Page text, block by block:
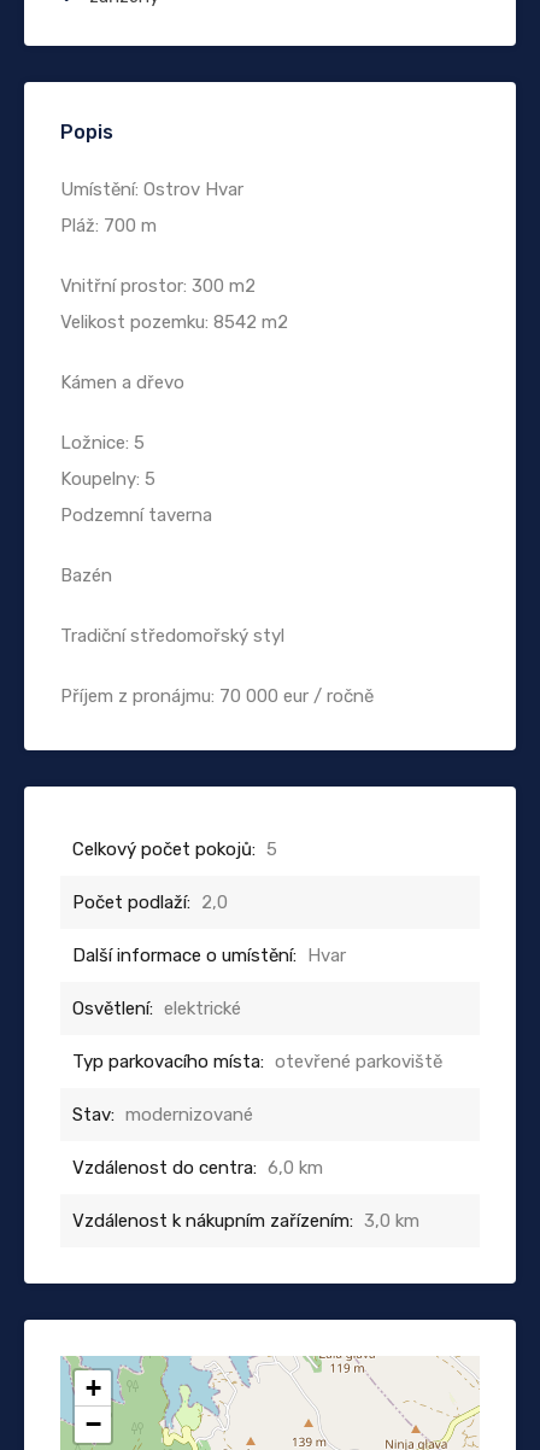
Popis
Umístění: Ostrov Hvar
Pláž: 700 m
Vnitřní prostor: 300 m2
Velikost pozemku: 8542 m2
Kámen a dřevo
Ložnice: 5
Koupelny: 5
Podzemní taverna
Bazén
Tradiční středomořský styl
Příjem z pronájmu: 70 000 eur / ročně
Celkový počet pokojů: 5
Počet podlaží: 2,0
Další informace o umístění: Hvar
Osvětlení: elektrické
Typ parkovacího místa: otevřené parkoviště
Stav: modernizované
Vzdálenost do centra: 6,0 km
Vzdálenost k nákupním zařízením: 3,0 km
+
−